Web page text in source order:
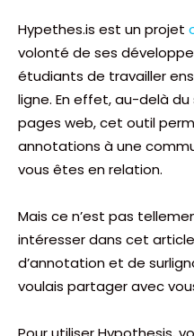
Hypethes.is est un projet
volonté de ses
étudiants de travailler
ligne. En effet, au-delà
pages web, cet outil
annotations à une
vous êtes en relation.
Mais ce n’est pas
intéresser dans cet
d’annotation et de
voulais partager avec